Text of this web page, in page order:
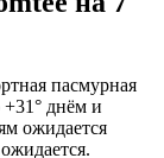
пасмурная
днём и
ожидается